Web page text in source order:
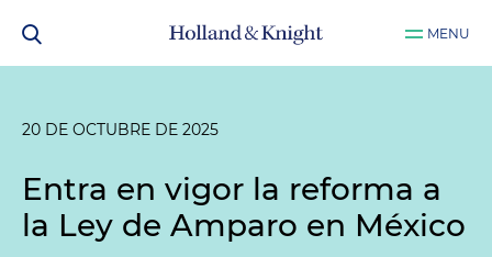
MENU
20 DE OCTUBRE DE 2025
Entra en vigor la reforma a
la Ley de Amparo en México